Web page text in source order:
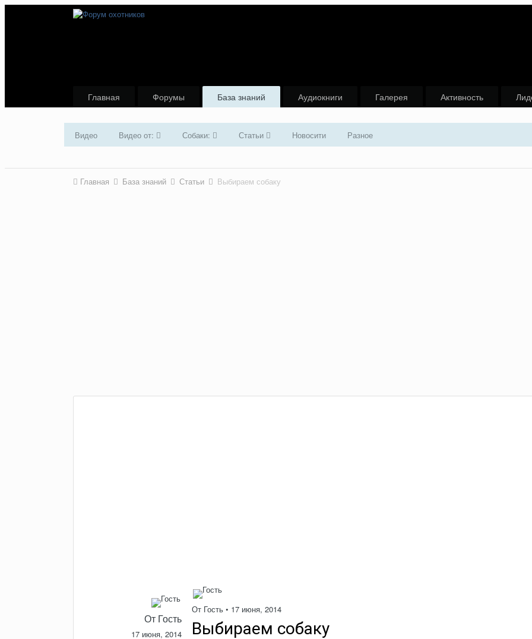
Главная Форумы База знаний
Видео Видео от: Собаки: Статьи Новосити Разное
Аудиокниги Галерея Активность
Главная База знаний Статьи Выбираем собаку
От Гость
17 июня, 2014
От Гость • 17 июня, 2014
Выбираем собаку